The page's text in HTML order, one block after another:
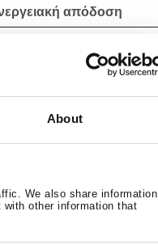
About
We also share information
other information that
απόδοση